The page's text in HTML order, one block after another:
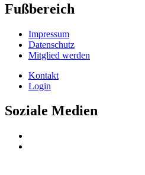
Fußbereich
Impressum
Datenschutz
Mitglied werden
Kontakt
Login
Soziale Medien